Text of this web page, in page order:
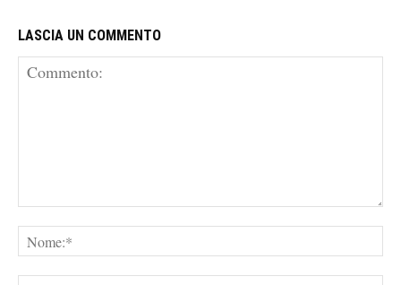
LASCIA UN COMMENTO